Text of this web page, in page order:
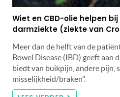
Wiet en CBD-olie helpen
darmziekte (ziekte van
Meer dan de helft van de
Bowel Disease (IBD) geeft aan
biedt van buikpijn, andere pijn,
misselijkheid/braken".